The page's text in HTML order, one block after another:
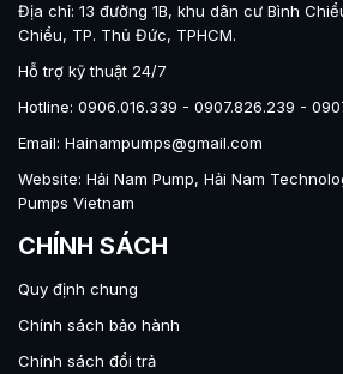
Địa chỉ: 13 đường 1B, khu dân cư Bình
Chiểu, TP. Thủ Đức, TPHCM.
Hỗ trợ kỹ thuật 24/7
Hotline: 0906.016.339 - 0907.826.239 -
Email: Hainampumps@gmail.com
Website: Hải Nam Pump, Hải Nam
Pumps Vietnam
CHÍNH SÁCH
Quy định chung
Chính sách bảo hành
Chính sách đổi trả